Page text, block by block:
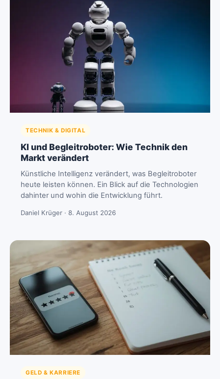
TECHNIK & DIGITAL
KI und Begleitroboter: Wie Technik den
Markt verändert
Künstliche Intelligenz verändert, was Begleitroboter
heute leisten können. Ein Blick auf die Technologien
dahinter und wohin die Entwicklung führt.
Daniel Krüger · 8. August 2026
GELD & KARRIERE